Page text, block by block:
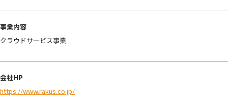
事業内容
クラウドサービス事業
会社HP
https://www.rakus.co.jp/